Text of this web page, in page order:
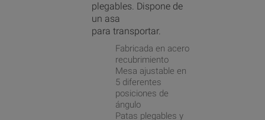
plegables. Dispone de
un asa
para transportar.
Fabricada en acero
recubrimiento
Mesa ajustable en
5 diferentes
posiciones de
ángulo
Patas plegables y